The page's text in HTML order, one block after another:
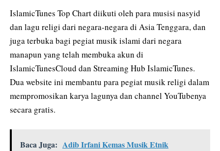
IslamicTunes Top Chart diikuti oleh para musisi nasyid
dan lagu religi dari negara-negara di Asia Tenggara, dan
juga terbuka bagi pegiat musik islami dari negara
manapun yang telah membuka akun di
IslamicTunesCloud dan Streaming Hub IslamicTunes.
Dua website ini membantu para pegiat musik religi dalam
mempromosikan karya lagunya dan channel YouTubenya
secara gratis.
Baca Juga: Adib Irfani Kemas Musik Etnik